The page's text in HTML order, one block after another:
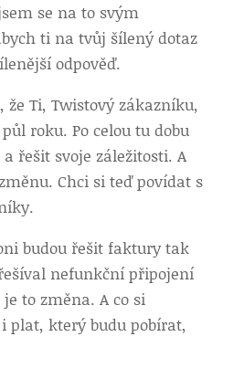
se na to svým
ti na tvůj šílený dotaz
odpověď.
že Ti, Twistový zákazníku,
roku. Po celou tu dobu
řešit svoje záležitosti. A
Chci si teď povídat s
budou řešit faktury tak
nefunkční připojení
to změna. A co si
plat, který budu pobírat,